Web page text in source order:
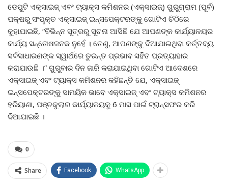
ଡେପୁଟି ଏକ୍ସାଇଜ୍ ଏବଂ ଟ୍ୟାକ୍ସ କମିଶନର (ଏକ୍ସାଇଜ୍) ଗୁରୁଗ୍ରାମ (ପୂର୍ବ)
ପକ୍ଷରୁ ସଂପୃକ୍ତ ଏକ୍ସାଇଜ୍ ଇନ୍ସପେକ୍ଟରଙ୍କୁ ଗୋଟିଏ ଚିଠିରେ
କୁହାଯାଇଛି, “ବିଭିନ୍ନ ସୂତ୍ରରୁ ସୂଚନା ଆସିଛି ଯେ ଆପଣଙ୍କ କାର୍ଯ୍ୟାଳୟର
କାର୍ଯ୍ୟ ସନ୍ତୋଷଜନକ ନୁହେଁ । ତେଣୁ, ଆପଣଙ୍କୁ ଦିଆଯାଇଥିବା କର୍ତ୍ତବ୍ୟ
ସର୍ବସାଧାରଣଙ୍କ ସ୍ୱାର୍ଥରେ ତୁରନ୍ତ ପ୍ରଭାବ ସହିତ ପ୍ରତ୍ୟାହାର
କରାଯାଉଛି ।” ଗୁରୁବାର ଦିନ ଜାରି କରାଯାଇଥିବା ଗୋଟିଏ ଆଦେଶରେ
ଏକ୍ସାଇଜ୍ ଏବଂ ଟ୍ୟାକ୍ସ କମିଶନର କହିଛନ୍ତି ଯେ, ଏକ୍ସାଇଜ୍
ଇନ୍ସପେକ୍ଟରଙ୍କୁ ସାମୟିକ ଭାବେ ଏକ୍ସାଇଜ୍ ଏବଂ ଟ୍ୟାକ୍ସ କମିଶନର
ହରିୟାଣା, ପଞ୍ଚକୁଲାର କାର୍ଯ୍ୟାଳୟକୁ 6 ମାସ ପାଇଁ ଟ୍ରାନ୍ସଫର କରି
ଦିଆଯାଇଛି ।
0
Share Facebook WhatsApp